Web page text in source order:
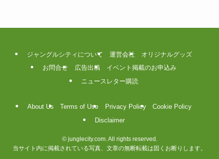
ジャングルシティについて 運営会社
オリジナルグッズ
お問合せ
広告出稿
イベント掲載のお申込み
ニュースレター購読
About Us Terms of Use Privacy Policy
Cookie Policy
Disclaimer
©junglecity.com. All rights reserved.
当サイト内に掲載されている写真、文章の無断転載は固くお断りします。